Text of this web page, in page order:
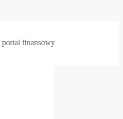
finansowy